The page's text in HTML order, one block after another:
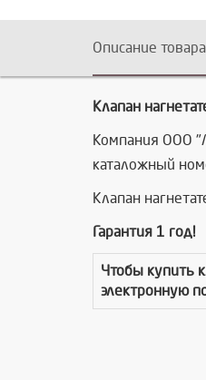
Описание товара
Клапан
Компания ООО
каталожный
Клапан
Гарантия 1 год!
Чтобы купить
электронную